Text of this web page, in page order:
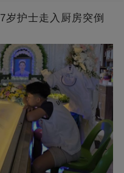
岁护士走入厨房突倒